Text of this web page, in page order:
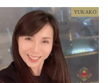
YUKAKO